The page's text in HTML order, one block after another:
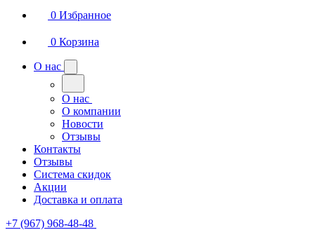
0 Избранное
0 Корзина
О нас
О нас
О компании
Новости
Отзывы
Контакты
Отзывы
Система скидок
Акции
Доставка и оплата
+7 (967) 968-48-48